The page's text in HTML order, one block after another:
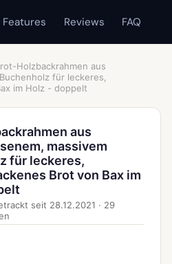
Features Reviews FAQ
Holzbackrahmen aus
für leckeres,
im Holz - doppelt
aus
massivem
für leckeres,
Brot von Bax im
seit 28.12.2021 · 29